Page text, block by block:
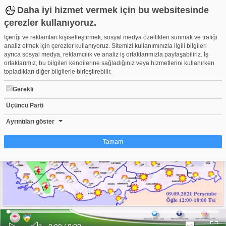
Daha iyi hizmet vermek için bu websitesinde
çerezler kullanıyoruz.
İçeriği ve reklamları kişiselleştirmek, sosyal medya özellikleri sunmak ve trafiği
analiz etmek için çerezler kullanıyoruz. Sitemizi kullanımınızla ilgili bilgileri
ayrıca sosyal medya, reklamcılık ve analiz iş ortaklarımızla paylaşabiliriz. İş
ortaklarımız, bu bilgileri kendilerine sağladığınız veya hizmetlerini kullanırken
topladıkları diğer bilgilerle birleştirebilir.
Gerekli
Üçüncü Parti
Ayrıntıları göster
Tamam
Çerez nedir?
Çerezler, web-sitelerinin, kullanıcıların deneyimlerini daha verimli hale getirmek
amacıyla kullandığı küçük metin dosyalarıdır. Yasalara göre, bu sitenin
işletilmesi için kesinlikle gerekli olan çerezleri cihazınıza yerleştirebiliyoruz.
Diğer çerez türleri için sizden izin almamız gerekiyor. Bu site farklı çerez türleri
kullanmaktadır. Bazı çerezler, sayfalarımızda yer alan üçüncü şahıs hizmetleri
tarafından yerleştirilir. İzniniz şu alanlar için geçerlidir: web.tv
Ses
0%
Yükleniyor:
0%
Bursa için sağanak yağış açıklaması: Ne kadar sürecek? (9